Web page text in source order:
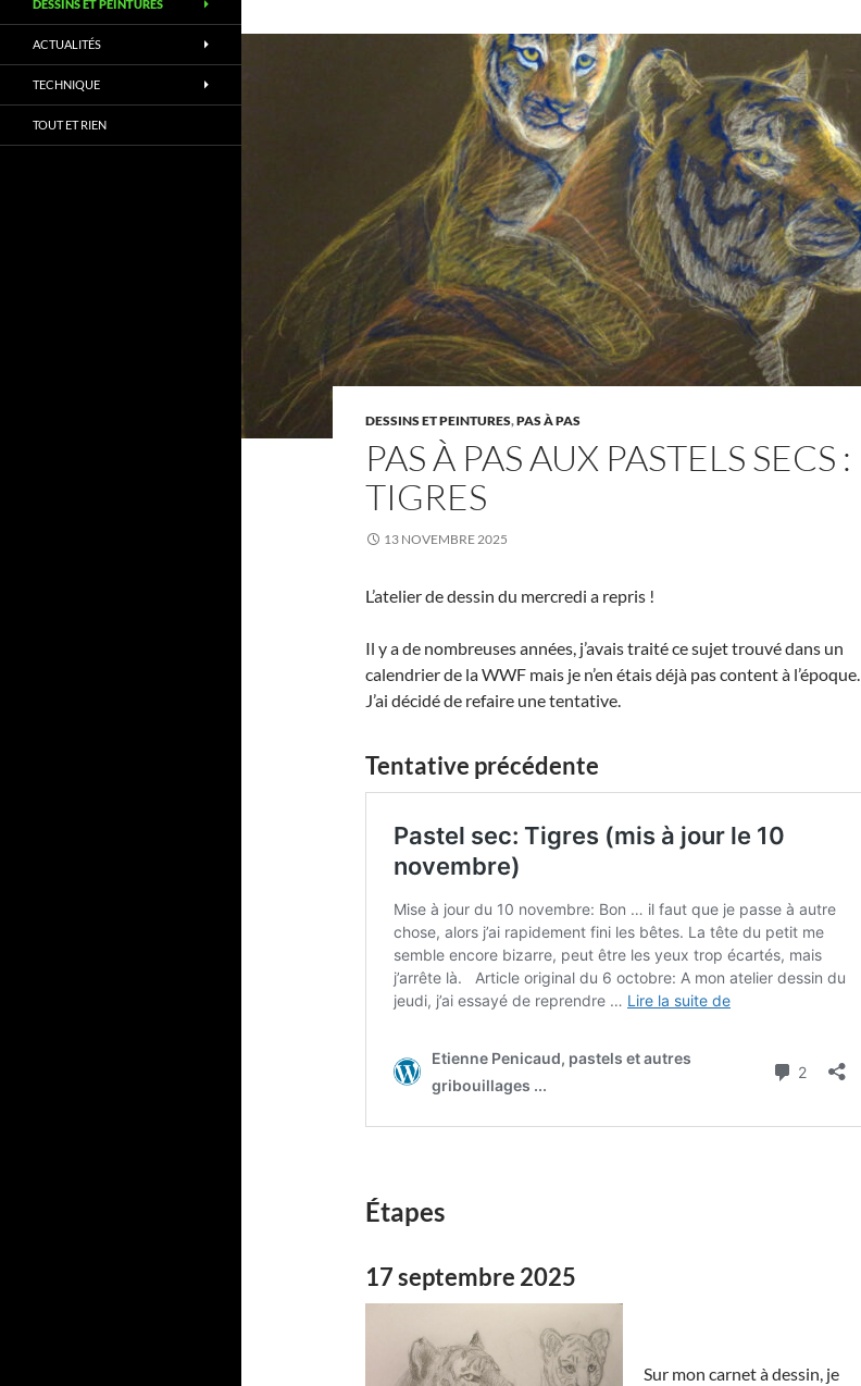
DESSINS ET PEINTURES,PAS À PAS
PAS À PAS AUX PASTELS SECS :
TIGRES
13 NOVEMBRE 2025
L’atelier de dessin du mercredi a repris !
Il y a de nombreuses années, j’avais traité ce sujet trouvé dans un
calendrier de la WWF mais je n’en étais déjà pas content à l’époque.
J’ai décidé de refaire une tentative.
Tentative précédente
Étapes
17 septembre 2025
Sur mon carnet à dessin, je
DESSINS ET PEINTURES
ACTUALITÉS
TECHNIQUE
TOUT ET RIEN